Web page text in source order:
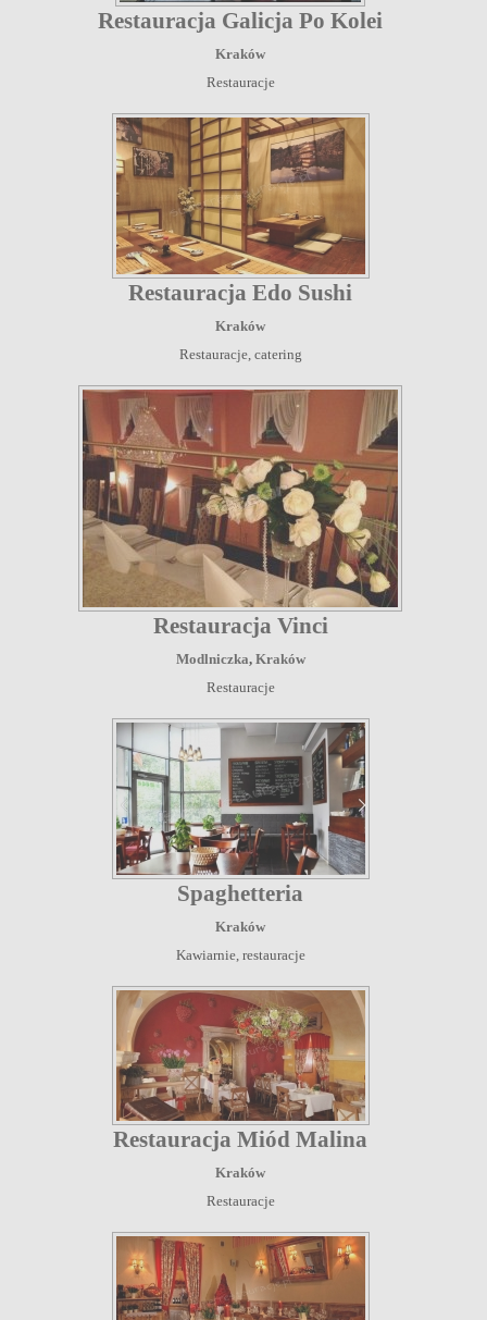
Restauracja Galicja Po Kolei
Kraków
Restauracje
Restauracja Edo Sushi
Kraków
Restauracje, catering
Restauracja Vinci
Modlniczka, Kraków
Restauracje
Spaghetteria
Kraków
Kawiarnie, restauracje
Restauracja Miód Malina
Kraków
Restauracje